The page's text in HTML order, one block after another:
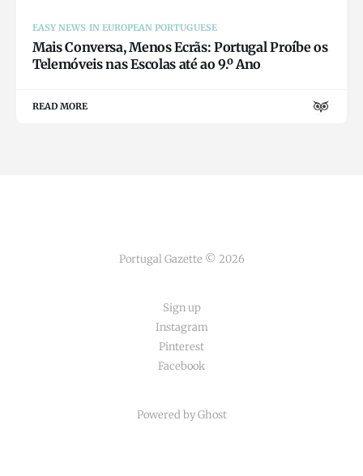
EASY NEWS IN EUROPEAN PORTUGUESE
Mais Conversa, Menos Ecrãs: Portugal Proíbe os
Telemóveis nas Escolas até ao 9.º Ano
READ MORE
Portugal Gazette © 2026
Sign up
Instagram
Pinterest
Facebook
Powered by Ghost